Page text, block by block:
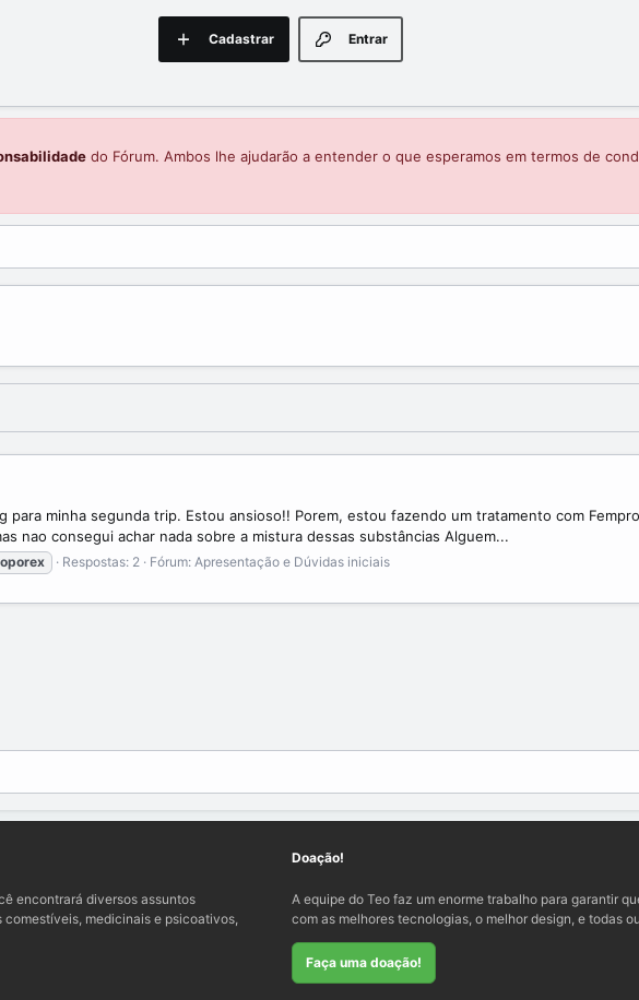
Entrar
Cadastrar
do Fórum. Ambos lhe ajudarão a entender o que esperamos em termos de
para minha segunda trip. Estou ansioso!! Porem, estou fazendo um tratamento com
nao consegui achar nada sobre a mistura dessas substâncias Alguem...
Respostas: 2 Fórum: Apresentação e Dúvidas iniciais
encontrará diversos assuntos
medicinais e psicoativos,
Doação!
A equipe do Teo faz um enorme trabalho para garantir
com as melhores tecnologias, o melhor design, e todas
Faça uma doação!